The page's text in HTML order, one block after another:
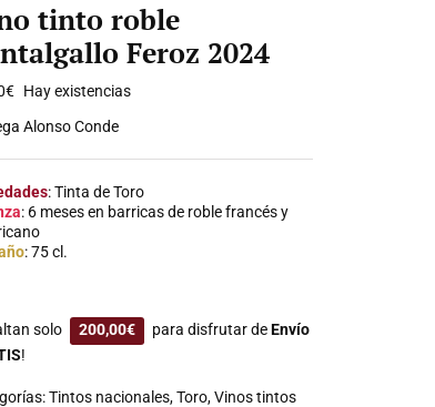
tinto roble
Feroz 2024
€ Hay existencias
Alonso Conde
: Tinta de Toro
: 6 meses en barricas de roble francés y
: 75 cl.
solo 200,00€ para disfrutar deEnvío
!
Tintos nacionales,Toro,Vinos tintos